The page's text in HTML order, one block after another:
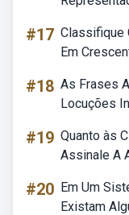
#17 Classifique
Em
#18 As Frases
Locuções
#19 Quanto às
Assinale A
#20 Em Um
Existam